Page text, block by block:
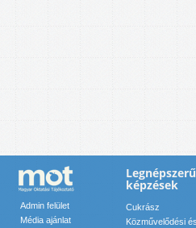
Admin felület
Média ajánlat
képzések
Cukrász
Közművelődési